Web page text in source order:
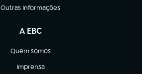
Outras Informações
(abre em nova aba)
A EBC
Quem somos
(abre em nova aba)
Imprensa
(abre em nova aba)